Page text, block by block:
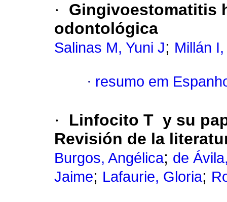
·
Gingivoestomatitis
odontológica
Salinas M, Yuni J; Millán
· resumo em
·
Linfocito T y su
Revisión de la
Burgos, Angélica; de
Jaime; Lafaurie, Gloria;